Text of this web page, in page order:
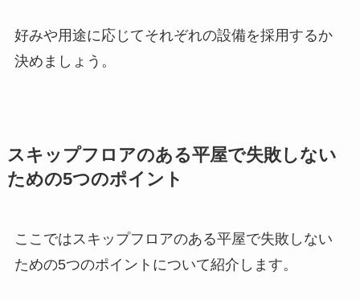
好みや用途に応じてそれぞれの設備を採用するか
決めましょう。
スキップフロアのある平屋で失敗しない
ための5つのポイント
ここではスキップフロアのある平屋で失敗しない
ための5つのポイントについて紹介します。